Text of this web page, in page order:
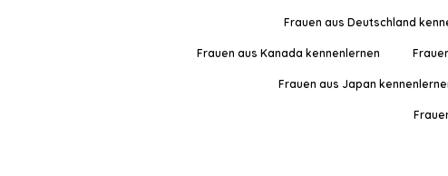
Frauen aus Deutschland
Frauen aus Kanada kennenlernen
Frauen aus Japan